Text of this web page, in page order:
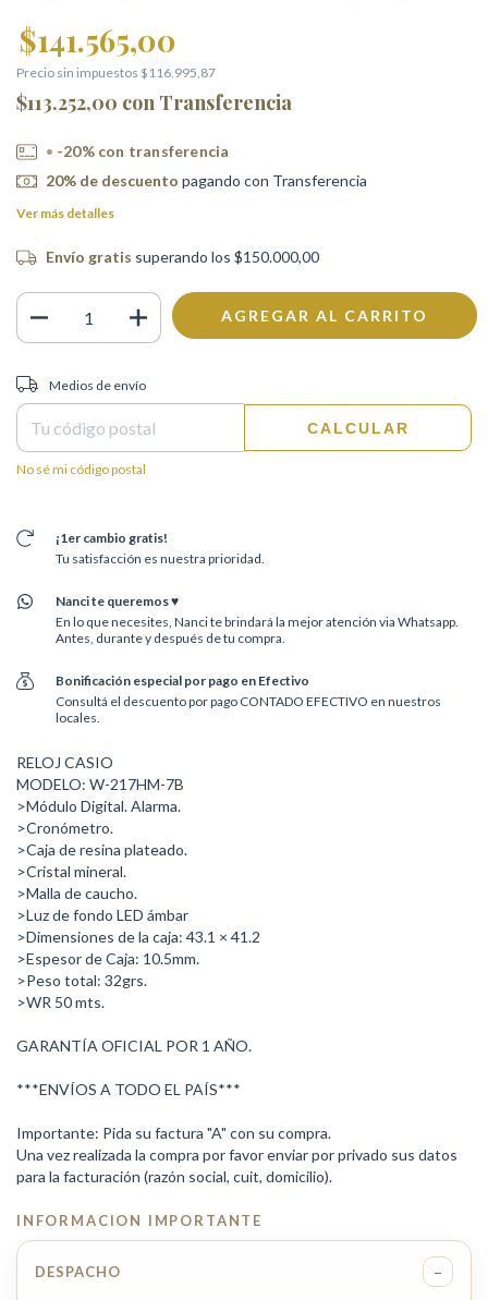
$141.565,00
Precio sin impuestos $116.995,87
$113.252,00 con Transferencia
-20% con transferencia
20% de descuento pagando con Transferencia
Ver más detalles
Envío gratis superando los $150.000,00
Entregas para el CP:
Medios de envío
CALCULAR
No sé mi código postal
¡1er cambio gratis!
Tu satisfacción es nuestra prioridad.
Nanci te queremos ♥
En lo que necesites, Nanci te brindará la mejor atención via Whatsapp.
Antes, durante y después de tu compra.
Bonificación especial por pago en Efectivo
Consultá el descuento por pago CONTADO EFECTIVO en nuestros
locales.
RELOJ CASIO
MODELO: W-217HM-7B
>Módulo Digital. Alarma.
>Cronómetro.
>Caja de resina plateado.
>Cristal mineral.
>Malla de caucho.
>Luz de fondo LED ámbar
>Dimensiones de la caja: 43.1 × 41.2
>Espesor de Caja: 10.5mm.
>Peso total: 32grs.
>WR 50 mts.
GARANTÍA OFICIAL POR 1 AÑO.
***ENVÍOS A TODO EL PAÍS***
Importante: Pida su factura "A" con su compra.
Una vez realizada la compra por favor enviar por privado sus datos
para la facturación (razón social, cuit, domicilio).
INFORMACION IMPORTANTE
DESPACHO −